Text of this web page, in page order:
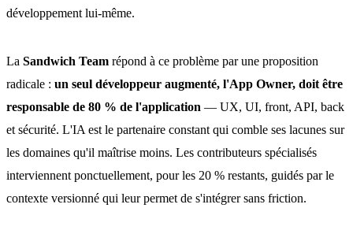
développement lui-même.
La Sandwich Team répond à ce problème par une proposition
radicale : un seul développeur augmenté, l'App Owner, doit être
responsable de 80 % de l'application — UX, UI, front, API, back
et sécurité. L'IA est le partenaire constant qui comble ses lacunes sur
les domaines qu'il maîtrise moins. Les contributeurs spécialisés
interviennent ponctuellement, pour les 20 % restants, guidés par le
contexte versionné qui leur permet de s'intégrer sans friction.